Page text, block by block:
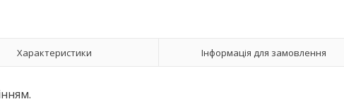
Характеристики Інформація для замовлення